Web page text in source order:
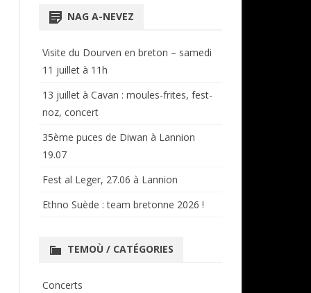
NAG A-NEVEZ
Visite du Dourven en breton – samedi
11 juillet à 11h
13 juillet à Cavan : moules-frites, fest-
noz, concert
35ème puces de Diwan à Lannion
19.07
Fest al Leger, 27.06 à Lannion
Ethno Suède : team bretonne 2026 !
TEMOÙ / CATÉGORIES
Concerts